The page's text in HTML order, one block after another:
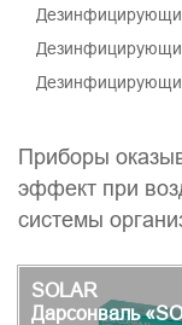
Приборы
эффект при
системы
SOLAR
Дарсонваль